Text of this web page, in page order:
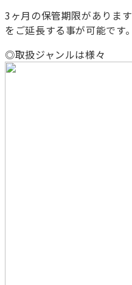
3ヶ月の保管期限がありま
をご延長する事が可能です。
◎取扱ジャンルは様々